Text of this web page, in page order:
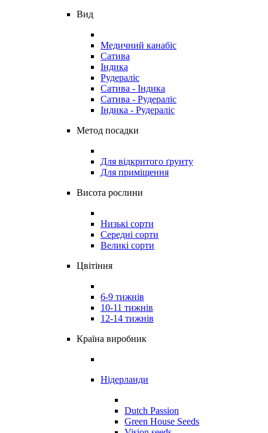
Вид
Медичний канабіс
Сатива
Індика
Рудераліс
Сатива - Індика
Сатива - Рудераліс
Індика - Рудераліс
Метод посадки
Для відкритого ґрунту
Для приміщення
Висота рослини
Низькі сорти
Середні сорти
Великі сорти
Цвітіння
6-9 тижнів
10-11 тижнів
12-14 тижнів
Країна виробник
Нідерланди
Dutch Passion
Green House Seeds